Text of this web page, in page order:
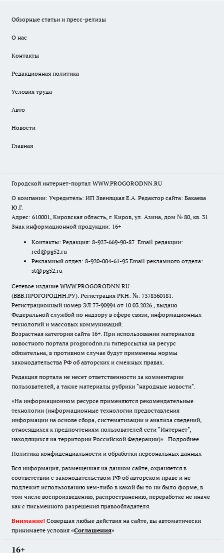
Обзорные статьи и пресс-релизы
О нас
Контакты
Редакционная политика
Условия труда
Авто
Новости
Главная
Городской интернет-портал WWW.PROGORODNN.RU
О компании: Учредитель: ИП Звеняцкая Е.А. Редактор сайта: Бакаева
Ю.Г.
Адрес: 610001, Кировская область, г. Киров, ул. Азина, дом № 80, кв. 31
Знак информационной продукции: 16+
Контакты: Редакция: 8-927-669-90-87 Email редакции:
red@pg52.ru
Рекламный отдел: 8-920-004-61-95 Email рекламного отдела:
st@pg52.ru
Сетевое издание WWW.PROGORODNN.RU
(ВВВ.ПРОГОРОДНН.РУ). Регистрация РКН: №: 7378360181.
Регистрационный номер ЭЛ 77-90994 от 10.03.2026., выдано
Федеральной службой по надзору в сфере связи, информационных
технологий и массовых коммуникаций.
Возрастная категория сайта 16+. При использовании материалов
новостного портала progorodnn.ru гиперссылка на ресурс
обязательна, в противном случае будут применены нормы
законодательства РФ об авторских и смежных правах.
Редакция портала не несет ответственности за комментарии
пользователей, а также материалы рубрики "народные новости".
«На информационном ресурсе применяются рекомендательные
технологии (информационные технологии предоставления
информации на основе сбора, систематизации и анализа сведений,
относящихся к предпочтениям пользователей сети "Интернет",
находящихся на территории Российской Федерации)». Подробнее
Политика конфиденциальности и обработки персональных данных
Вся информация, размещенная на данном сайте, охраняется в
соответствии с законодательством РФ об авторском праве и не
подлежит использованию кем-либо в какой бы то ни было форме, в
том числе воспроизведению, распространению, переработке не иначе
как с письменного разрешения правообладателя.
Внимание! Совершая любые действия на сайте, вы автоматически
принимаете условия «Cоглашения»
16+